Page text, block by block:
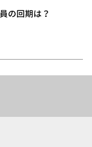
の回期は？